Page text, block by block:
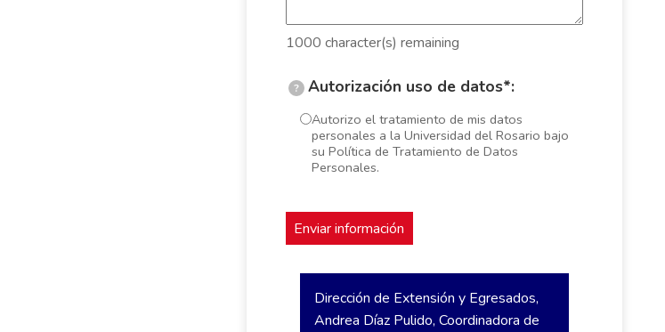
1000 character(s) remaining
? Autorización uso de datos*:
Autorizo el tratamiento de mis datos
personales a la Universidad del Rosario bajo
su Política de Tratamiento de Datos
Personales.
Dirección de Extensión y Egresados,
Andrea Díaz Pulido, Coordinadora de